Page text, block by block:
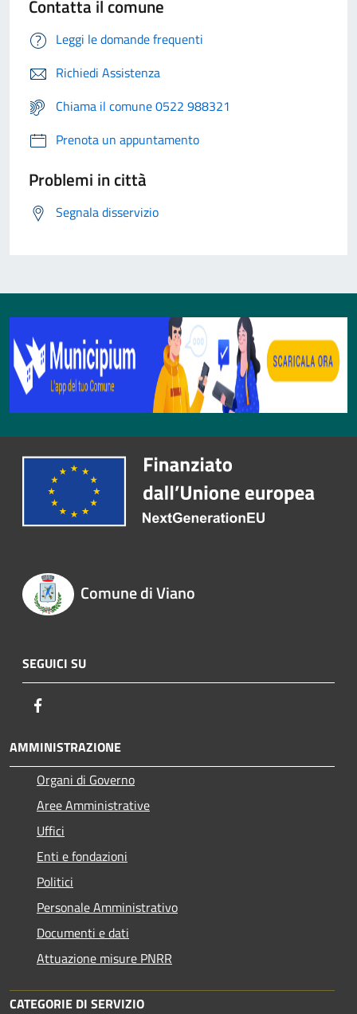
Contatta il comune
Leggi le domande frequenti
Richiedi Assistenza
Chiama il comune 0522 988321
Prenota un appuntamento
Problemi in città
Segnala disservizio
Comune di Viano
SEGUICI SU
AMMINISTRAZIONE
Organi di Governo
Aree Amministrative
Uffici
Enti e fondazioni
Politici
Personale Amministrativo
Documenti e dati
Attuazione misure PNRR
CATEGORIE DI SERVIZIO